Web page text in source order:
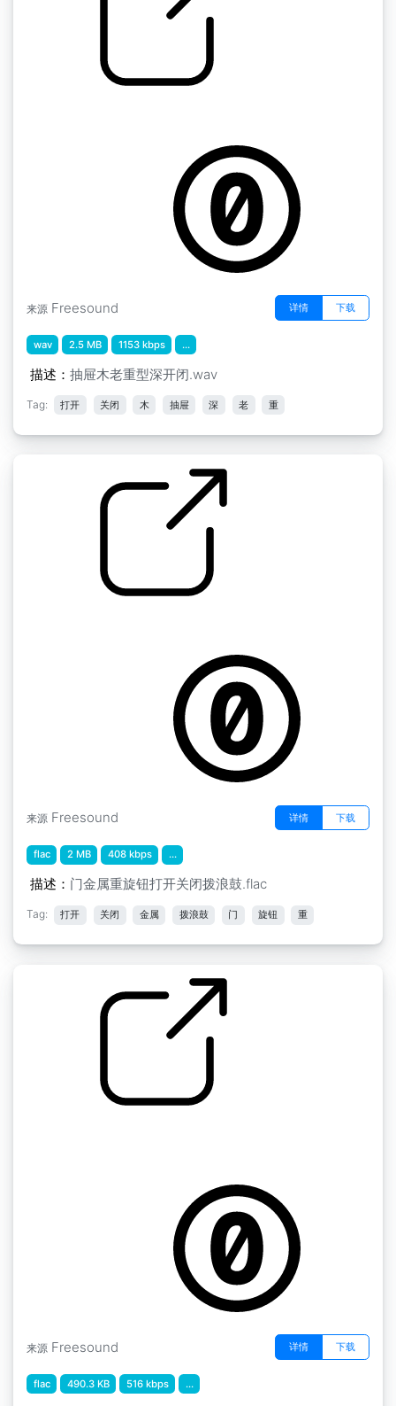
来源 Freesound 详情 下载
wav 2.5 MB 1153 kbps ...
描述： 抽屉木老重型深开闭.wav
Tag: 打开 关闭 木 抽屉 深 老 重
来源 Freesound 详情 下载
flac 2 MB 408 kbps ...
描述： 门金属重旋钮打开关闭拨浪鼓.flac
Tag: 打开 关闭 金属 拨浪鼓 门 旋钮 重
来源 Freesound 详情 下载
flac 490.3 KB 516 kbps ...